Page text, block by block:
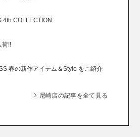
4th COLLECTION
荷!!
春の新作アイテム＆Style をご紹介
尼崎店の記事を全て見る